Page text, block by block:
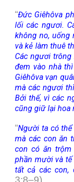
“Đức Giêhôva
lối các ngươi.
không no, uống
và kẻ làm thuê
Các ngươi
đem vào nhà
Giêhôva vạn
mà các ngươi
Bởi thế, vì các
cũng giữ lại hoa
“Người ta có
mà các con ăn
con có ăn trộm
phần mười và tế
tất cả các con,
3:8–9).